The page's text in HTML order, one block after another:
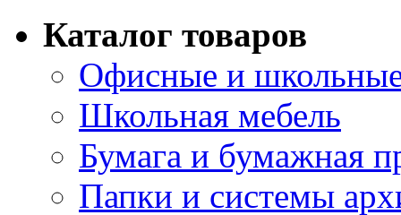
Каталог товаров
Офисные и
Школьная мебель
Бумага и бумажная
Папки и системы